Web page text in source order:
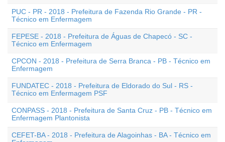
PUC - PR - 2018 - Prefeitura de Fazenda Rio Grande - PR -
Técnico em Enfermagem
FEPESE - 2018 - Prefeitura de Águas de Chapecó - SC -
Técnico em Enfermagem
CPCON - 2018 - Prefeitura de Serra Branca - PB - Técnico em
Enfermagem
FUNDATEC - 2018 - Prefeitura de Eldorado do Sul - RS -
Técnico em Enfermagem PSF
CONPASS - 2018 - Prefeitura de Santa Cruz - PB - Técnico em
Enfermagem Plantonista
CEFET-BA - 2018 - Prefeitura de Alagoinhas - BA - Técnico em